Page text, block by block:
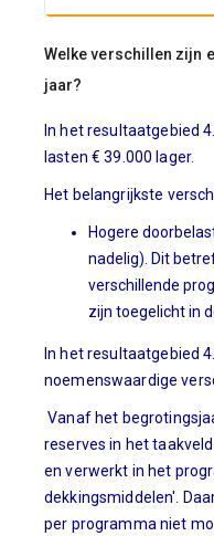
Welke verschillen zijn
jaar?
In het resultaatgebied
lasten € 39.000 lager.
Het belangrijkste
Hogere
nadelig). Dit
verschillende
zijn toegelicht in
In het resultaatgebied
noemenswaardige
Vanaf het
reserves in het
en verwerkt in het
dekkingsmiddelen'.
per programma niet